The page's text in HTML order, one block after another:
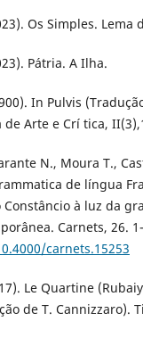
Os Simples. Lema
Pátria. A Ilha.
In Pulvis
de Arte e Crí tica,
N., Moura T.,
de língua
Constâncio à luz da
Carnets, 26.
carnets.15253
Le Quartine
de T. Cannizzaro).